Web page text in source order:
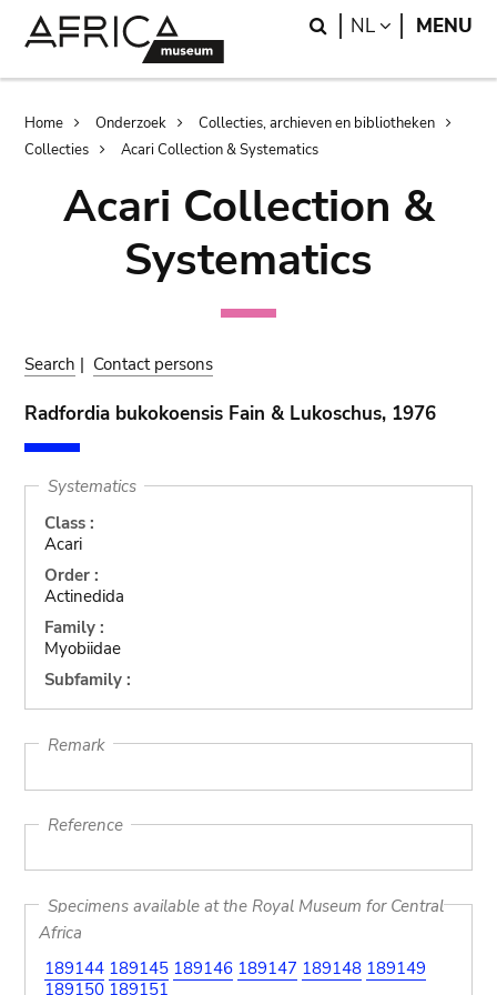
Search
NL LANGUAGE
MENU
Breadcrumb
Home Onderzoek
Collecties, archieven en bibliotheken
Collecties
Acari Collection & Systematics
Acari Collection &
Systematics
Search | Contact persons
Radfordia bukokoensis Fain & Lukoschus, 1976
Systematics
Class :
Acari
Order :
Actinedida
Family :
Myobiidae
Subfamily :
Remark
Reference
Specimens available at the Royal Museum for Central
Africa
189144 189145 189146 189147 189148 189149
189150 189151